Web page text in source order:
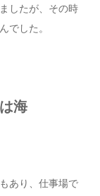
したが、その時
でした。
海
あり、仕事場で